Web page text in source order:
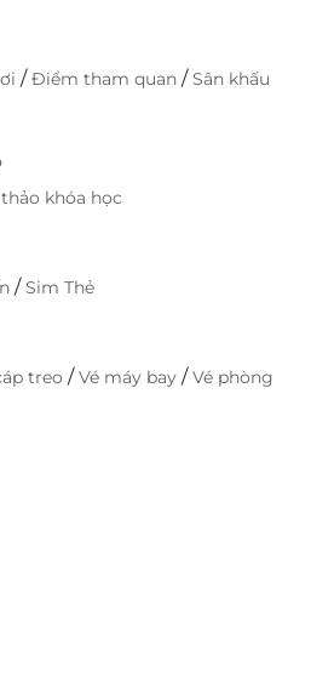
/Điểm tham quan /Sân khấu
khóa học
/Sim Thẻ
treo /Vé máy bay /Vé phòng